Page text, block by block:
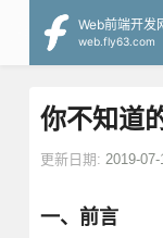
Web前端开发
你不知道
更新日期: 2019-07-
一、前言